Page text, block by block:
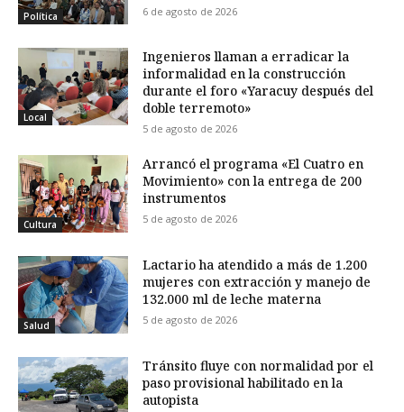
Política 6 de agosto de 2026
Local
Ingenieros llaman a erradicar la
informalidad en la construcción
durante el foro «Yaracuy después del
doble terremoto»
5 de agosto de 2026
Cultura
Arrancó el programa «El Cuatro en
Movimiento» con la entrega de 200
instrumentos
5 de agosto de 2026
Salud
Lactario ha atendido a más de 1.200
mujeres con extracción y manejo de
132.000 ml de leche materna
5 de agosto de 2026
Tránsito fluye con normalidad por el
paso provisional habilitado en la
autopista